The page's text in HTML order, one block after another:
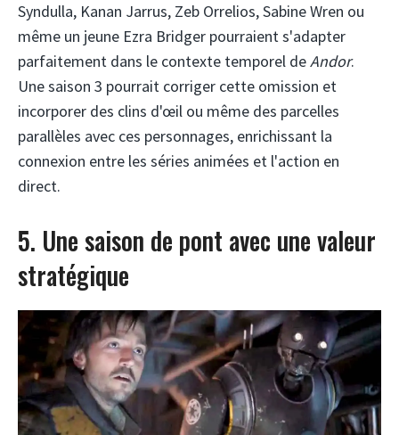
Syndulla, Kanan Jarrus, Zeb Orrelios, Sabine Wren ou
même un jeune Ezra Bridger pourraient s'adapter
parfaitement dans le contexte temporel deAndor.
Une saison 3 pourrait corriger cette omission et
incorporer des clins d'œil ou même des parcelles
parallèles avec ces personnages, enrichissant la
connexion entre les séries animées et l'action en
direct.
5. Une saison de pont avec une valeur
stratégique